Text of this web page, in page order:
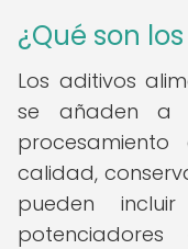
¿Qué son
Los aditivos
se añaden a
calidad,
pueden incluir
potenciadores